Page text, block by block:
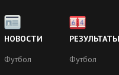
НОВОСТИ
Футбол
РЕЗУЛЬТАТЫ
Футбол